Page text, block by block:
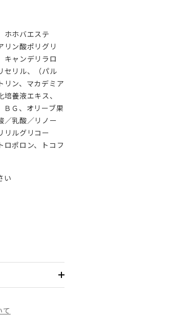
ホホバエステ
リン酸ポリグリ
キャンデリラロ
セリル、（パル
リン、マカデミア
養液エキス、
ＢＧ、オリーブ果
／乳酸／リノー
リルグリコー
ロポロン、トコフ
い
て